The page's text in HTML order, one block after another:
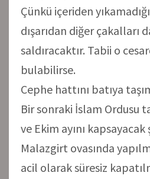
Çünkü içeriden
dışarıdan diğer çakalları
saldıracaktır. Tabii o
bulabilirse.
Cephe hattını batıya
Bir sonraki İslam Ordusu
ve Ekim ayını
Malazgirt ovasında
acil olarak süresiz